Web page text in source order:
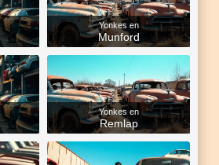
Yonkes en
Munford
Yonkes en
Remlap